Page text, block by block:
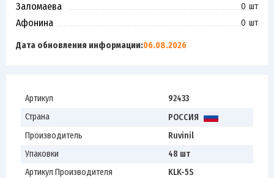
Заломаева 0 шт
Афонина 0 шт
Дата обновления информации:06.08.2026
Артикул
92433
Страна
РОССИЯ
Производитель
Ruvinil
Упаковки
48 шт
Артикул Производителя
KLK-5S